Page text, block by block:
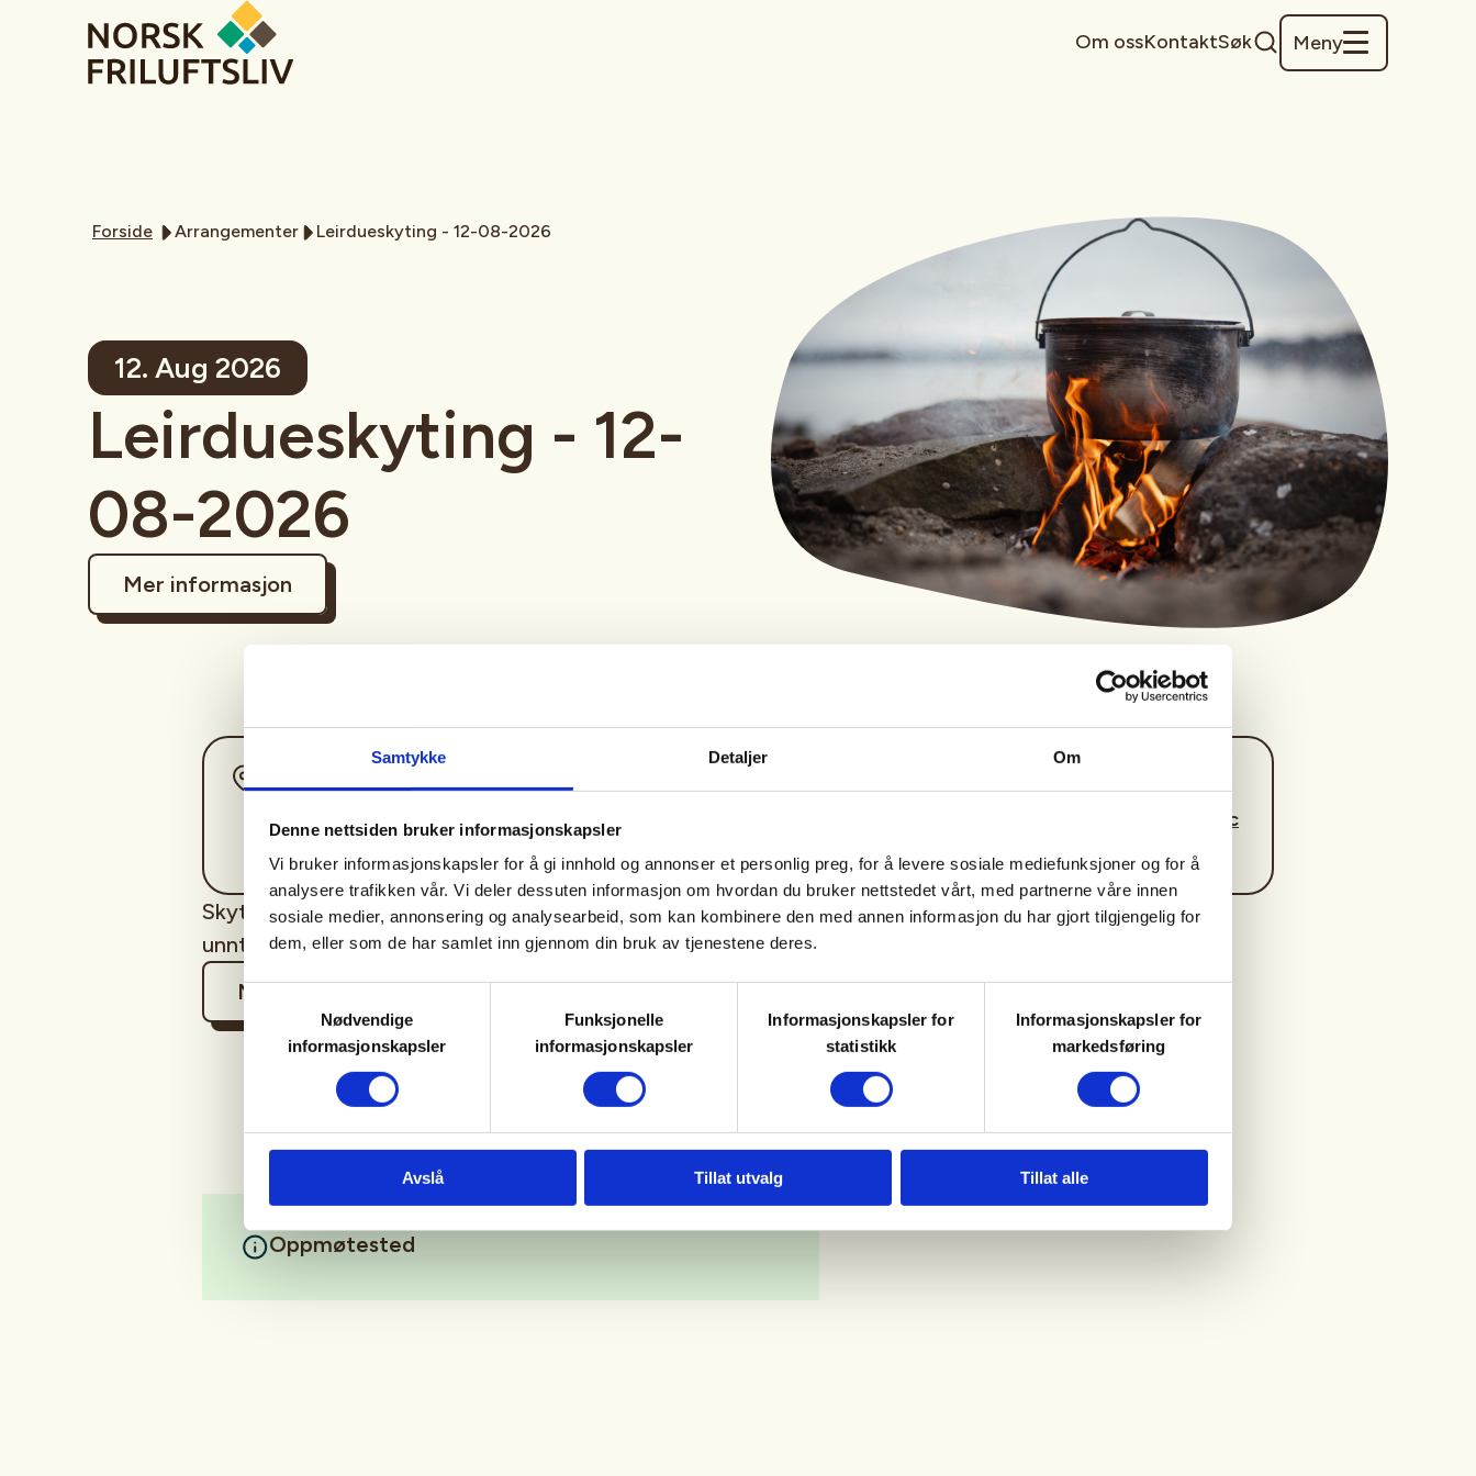
Samtykke Detaljer Om
Denne nettsiden bruker informasjonskapsler
Vi bruker informasjonskapsler for å gi innhold og annonser et personlig preg, for å levere sosiale mediefunksjoner og for å
analysere trafikken vår. Vi deler dessuten informasjon om hvordan du bruker nettstedet vårt, med partnerne våre innen
sosiale medier, annonsering og analysearbeid, som kan kombinere den med annen informasjon du har gjort tilgjengelig for
dem, eller som de har samlet inn gjennom din bruk av tjenestene deres.
Samtykkevalg
Nødvendige
informasjonskapsler
Funksjonelle
informasjonskapsler
Informasjonskapsler for
statistikk
Informasjonskapsler for
markedsføring
Avslå Tillat utvalg Tillat alle
Om ossKontaktSøk Meny
Forside Arrangementer Leirdueskyting - 12-08-2026
12. Aug 2026
Leirdueskyting - 12-
08-2026
Mer informasjon
12. Aug 2026
Kl. 18.00 - 20.00
Bengelund@outlook.c
Skyting hver onsdag frem til jakta den 9. september med
unntak av uke 27, 28 og 29.
Mer informasjon
Oppmøtested